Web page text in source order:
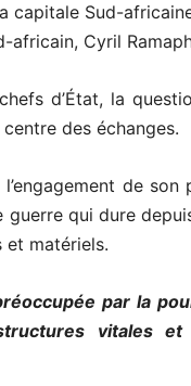
capitale Sud-
africain, Cyril
d’État, la
des échanges.
de son
qui dure
et matériels.
par la
vitales et